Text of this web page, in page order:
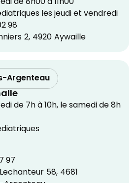
les jeudi et vendredi
98
2, 4920 Aywaille
Argenteau
de 7h à 10h, le samedi de 8h
97
58, 4681